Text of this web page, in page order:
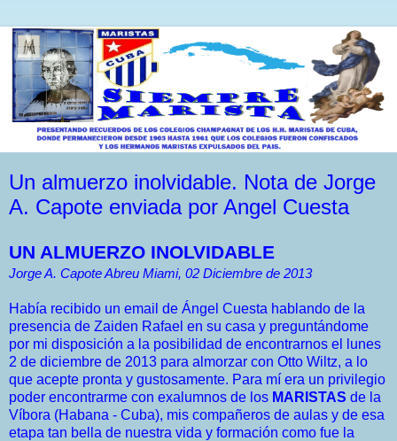
Un almuerzo inolvidable. Nota de Jorge
A. Capote enviada por Angel Cuesta
UN ALMUERZO INOLVIDABLE
Jorge A. Capote Abreu Miami, 02 Diciembre de 2013
Había recibido un email de Ángel Cuesta hablando de la
presencia de Zaiden Rafael en su casa y preguntándome
por mi disposición a la posibilidad de encontrarnos el lunes
2 de diciembre de 2013 para almorzar con Otto Wiltz, a lo
que acepte pronta y gustosamente. Para mí era un privilegio
poder encontrarme con exalumnos de los MARISTAS de la
Víbora (Habana - Cuba), mis compañeros de aulas y de esa
etapa tan bella de nuestra vida y formación como fue la